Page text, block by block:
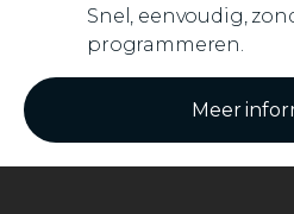
Snel, eenvoudig,
programmeren.
Meer